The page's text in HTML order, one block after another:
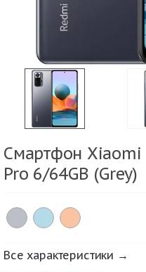
Смартфон Xiaomi
Pro 6/64GB (Grey)
Все характеристики →